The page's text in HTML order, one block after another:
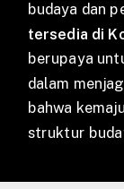
budaya dan
tersedia di
berupaya
dalam
bahwa
struktur